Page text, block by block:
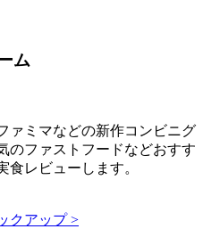
ム
ァミマなどの新作コンビニグ
のファストフードなどおすす
レビューします。
クアップ >